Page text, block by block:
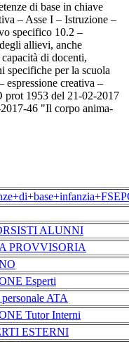
di base in chiave
– Asse I – Istruzione –
specifico 10.2 –
allievi, anche
di docenti,
specifiche per la scuola
creativa –
prot 1953 del 21-02-2017
46 "Il corpo anima-
ALUNNI
PROVVISORIA
Esperti
ATA
Tutor Interni
ESTERNI